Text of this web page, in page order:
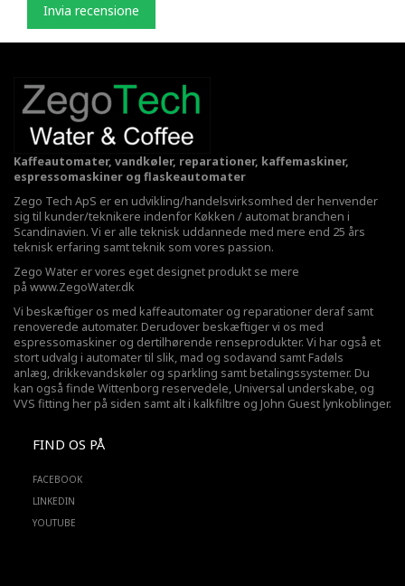
Invia recensione
Kaffeautomater, vandkøler, reparationer, kaffemaskiner,
espressomaskiner og flaskeautomater
Zego Tech ApS er en udvikling/handelsvirksomhed der henvender
sig til kunder/teknikere indenfor Køkken / automat branchen i
Scandinavien. Vi er alle teknisk uddannede med mere end 25 års
teknisk erfaring samt teknik som vores passion.
Zego Water er vores eget designet produkt se mere
på www.ZegoWater.dk
Vi beskæftiger os med kaffeautomater og reparationer deraf samt
renoverede automater. Derudover beskæftiger vi os med
espressomaskiner og dertilhørende renseprodukter. Vi har også et
stort udvalg i automater til slik, mad og sodavand samt Fadøls
anlæg, drikkevandskøler og sparkling samt betalingssystemer. Du
kan også finde Wittenborg reservedele, Universal underskabe, og
VVS fitting her på siden samt alt i kalkfiltre og John Guest lynkoblinger.
FIND OS PÅ
FACEBOOK
LINKEDIN
YOUTUBE